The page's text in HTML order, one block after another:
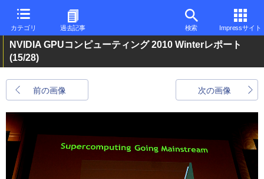
カテゴリ 過去記事 検索 Impressサイト
NVIDIA GPUコンピューティング 2010 Winterレポート
(15/28)
前の画像 次の画像